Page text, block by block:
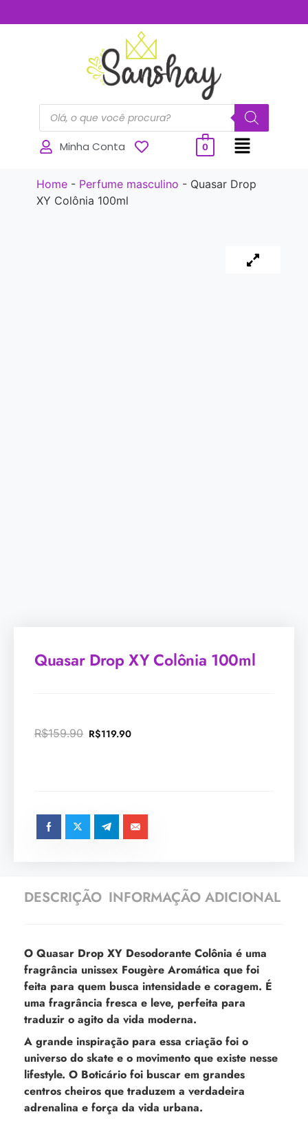
Minha Conta 0
Home- Perfume masculino - Quasar Drop
XY Colônia 100ml
Quasar Drop XY Colônia 100ml
R$159.90 R$119.90
DESCRIÇÃO INFORMAÇÃO ADICIONAL
O Quasar Drop XY Desodorante Colônia é uma
fragrância unissex Fougère Aromática que foi
feita para quem busca intensidade e coragem. É
uma fragrância fresca e leve, perfeita para
traduzir o agito da vida moderna.
A grande inspiração para essa criação foi o
universo do skate e o movimento que existe nesse
lifestyle. O Boticário foi buscar em grandes
centros cheiros que traduzem a verdadeira
adrenalina e força da vida urbana.